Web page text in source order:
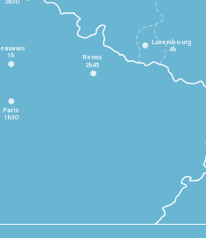
Paris
1h30
1h Reims
2h45
2h30
Luxembourg
4h